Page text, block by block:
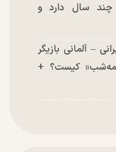
سال دارد و
– آلمانی بازیگر
کیست؟ +